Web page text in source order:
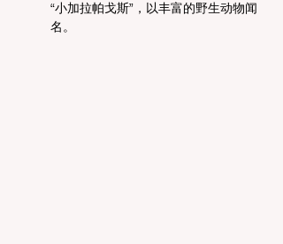
“小加拉帕戈斯”，以丰富的野生动物闻
名。